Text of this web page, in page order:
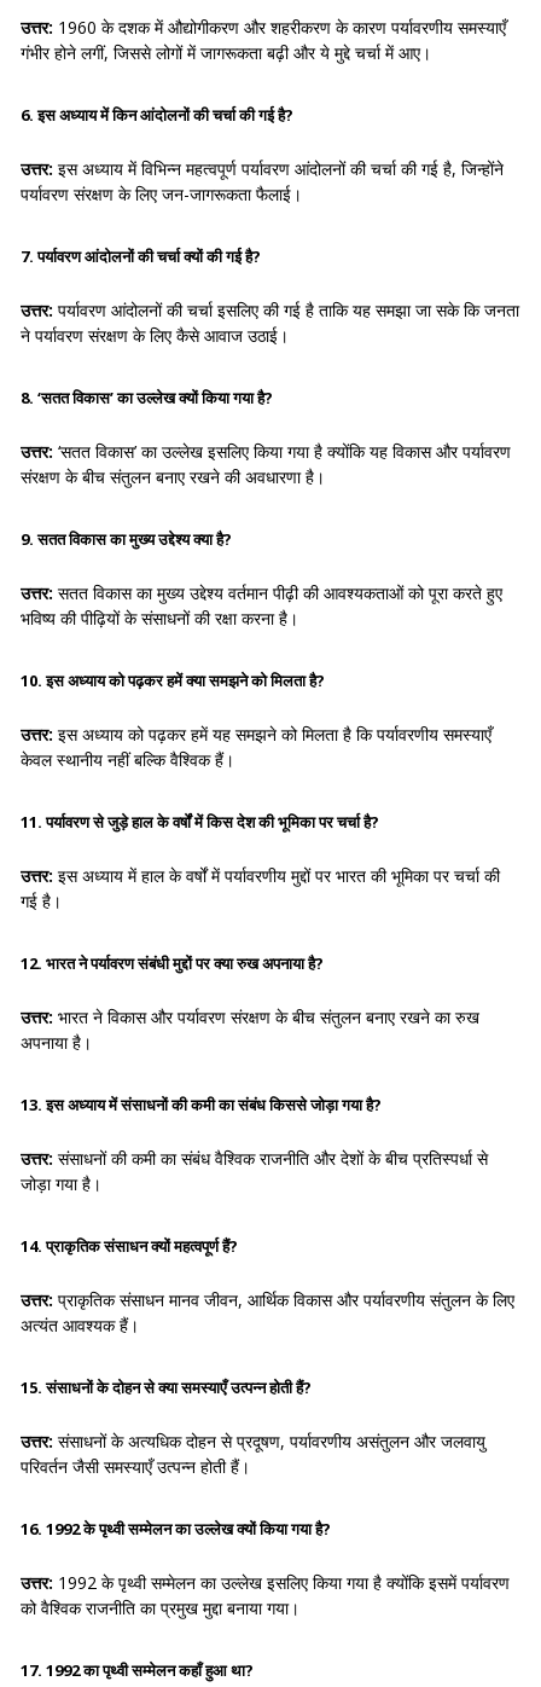
उत्तर: 1960 के दशक में औद्योगीकरण और शहरीकरण के कारण पर्यावरणीय समस्याएँ
गंभीर होने लगीं, जिससे लोगों में जागरूकता बढ़ी और ये मुद्दे चर्चा में आए।
6. इस अध्याय में किन आंदोलनों की चर्चा की गई है?
उत्तर: इस अध्याय में विभिन्न महत्वपूर्ण पर्यावरण आंदोलनों की चर्चा की गई है, जिन्होंने
पर्यावरण संरक्षण के लिए जन-जागरूकता फैलाई।
7. पर्यावरण आंदोलनों की चर्चा क्यों की गई है?
उत्तर: पर्यावरण आंदोलनों की चर्चा इसलिए की गई है ताकि यह समझा जा सके कि जनता
ने पर्यावरण संरक्षण के लिए कैसे आवाज उठाई।
8. ‘सतत विकास’ का उल्लेख क्यों किया गया है?
उत्तर: ‘सतत विकास’ का उल्लेख इसलिए किया गया है क्योंकि यह विकास और पर्यावरण
संरक्षण के बीच संतुलन बनाए रखने की अवधारणा है।
9. सतत विकास का मुख्य उद्देश्य क्या है?
उत्तर: सतत विकास का मुख्य उद्देश्य वर्तमान पीढ़ी की आवश्यकताओं को पूरा करते हुए
भविष्य की पीढ़ियों के संसाधनों की रक्षा करना है।
10. इस अध्याय को पढ़कर हमें क्या समझने को मिलता है?
उत्तर: इस अध्याय को पढ़कर हमें यह समझने को मिलता है कि पर्यावरणीय समस्याएँ
केवल स्थानीय नहीं बल्कि वैश्विक हैं।
11. पर्यावरण से जुड़े हाल के वर्षों में किस देश की भूमिका पर चर्चा है?
उत्तर: इस अध्याय में हाल के वर्षों में पर्यावरणीय मुद्दों पर भारत की भूमिका पर चर्चा की
गई है।
12. भारत ने पर्यावरण संबंधी मुद्दों पर क्या रुख अपनाया है?
उत्तर: भारत ने विकास और पर्यावरण संरक्षण के बीच संतुलन बनाए रखने का रुख
अपनाया है।
13. इस अध्याय में संसाधनों की कमी का संबंध किससे जोड़ा गया है?
उत्तर: संसाधनों की कमी का संबंध वैश्विक राजनीति और देशों के बीच प्रतिस्पर्धा से
जोड़ा गया है।
14. प्राकृतिक संसाधन क्यों महत्वपूर्ण हैं?
उत्तर: प्राकृतिक संसाधन मानव जीवन, आर्थिक विकास और पर्यावरणीय संतुलन के लिए
अत्यंत आवश्यक हैं।
15. संसाधनों के दोहन से क्या समस्याएँ उत्पन्न होती हैं?
उत्तर: संसाधनों के अत्यधिक दोहन से प्रदूषण, पर्यावरणीय असंतुलन और जलवायु
परिवर्तन जैसी समस्याएँ उत्पन्न होती हैं।
16. 1992 के पृथ्वी सम्मेलन का उल्लेख क्यों किया गया है?
उत्तर: 1992 के पृथ्वी सम्मेलन का उल्लेख इसलिए किया गया है क्योंकि इसमें पर्यावरण
को वैश्विक राजनीति का प्रमुख मुद्दा बनाया गया।
17. 1992 का पृथ्वी सम्मेलन कहाँ हुआ था?